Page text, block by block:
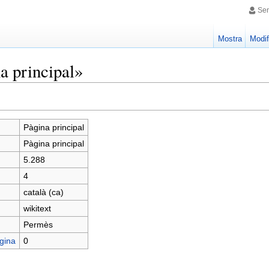
principal»
Pàgina principal
Pàgina principal
5.288
4
català (ca)
wikitext
Permès
0
Mostra